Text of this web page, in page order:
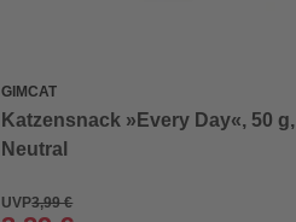
GIMCAT
Katzensnack »Every Day«, 50 g,
Neutral
UVP3,99 €